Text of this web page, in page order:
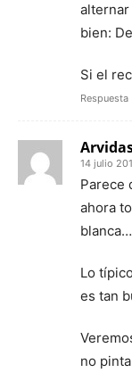
bien:
Si el
Respuesta
14 julio
Parece
ahora
blanca…
Lo
es tan
no